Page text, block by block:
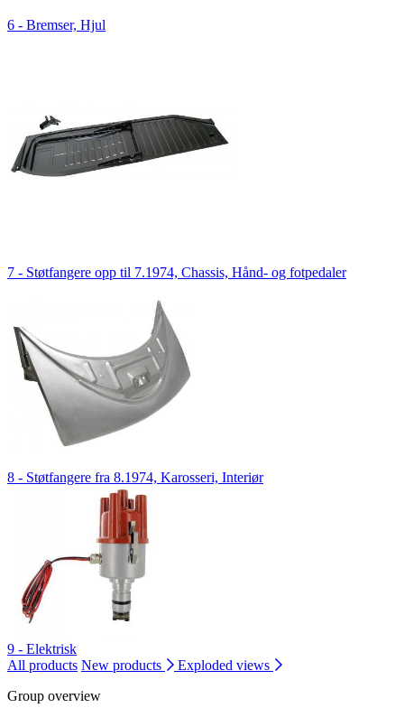
6 - Bremser, Hjul
7 - Støtfangere opp til 7.1974, Chassis, Hånd- og fotpedaler
8 - Støtfangere fra 8.1974, Karosseri, Interiør
9 - Elektrisk
All products New products
Exploded views
Group overview